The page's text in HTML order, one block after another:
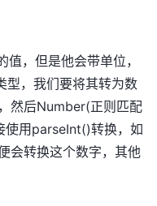
，但是他会带单位，
，我们要将其转为数
然后Number(正则匹配
使用parseInt()转换，如
会转换这个数字，其他